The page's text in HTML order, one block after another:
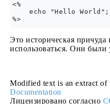
<%
    echo "Hello World";
Это историческая
использоваться. Они были
Modified text is an extract of
Documentation
Лицензировано согласно